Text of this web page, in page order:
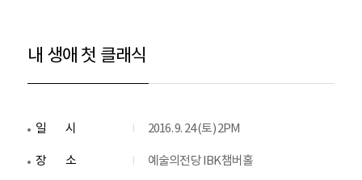
내 생애 첫 클래식
일시 2016. 9. 24 (토) 2PM
장소 예술의전당 IBK챔버홀